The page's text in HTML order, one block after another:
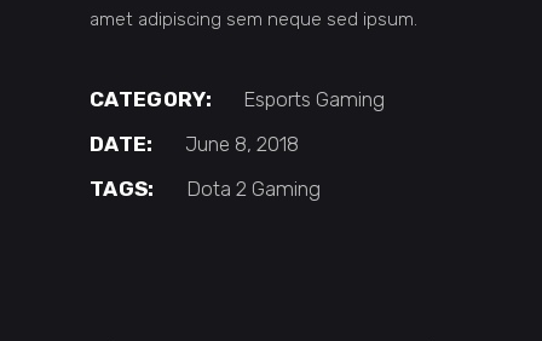
amet adipiscing sem neque sed ipsum.
CATEGORY: Esports Gaming
DATE:
June 8, 2018
TAGS:
Dota 2 Gaming